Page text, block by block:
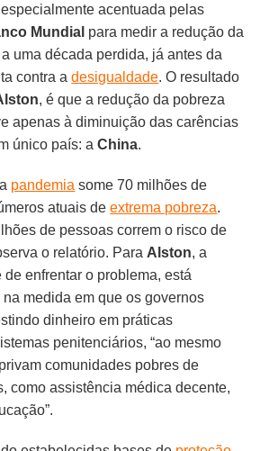
acentuada pelas
Mundial para medir a redução da
uma década perdida, já antes da
contra a desigualdade. O resultado
, é que a redução da pobreza
apenas à diminuição das carências
único país: aChina.
pandemia some 70 milhões de
atuais deextrema pobreza.
de pessoas correm o risco de
o relatório. Para Alston, a
de enfrentar o problema, está
medida em que os governos
dinheiro em práticas
penitenciários, “ao mesmo
comunidades pobres de
como assistência médica decente,